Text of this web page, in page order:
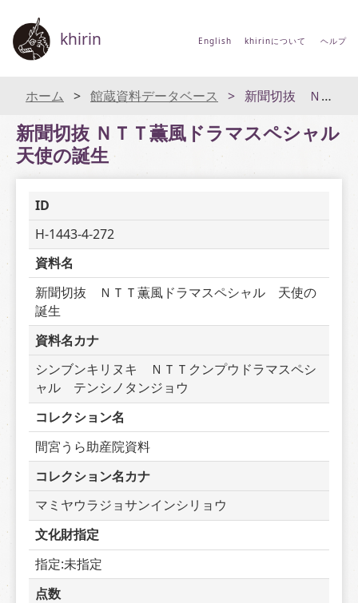
khirin English khirinについて ヘルプ
ホーム 館蔵資料データベース 新聞切抜 ＮＴＴ薫風ドラマスペシャル 天使の誕生
新聞切抜 ＮＴＴ薫風ドラマスペシャル
天使の誕生
ID
H-1443-4-272
資料名
新聞切抜　ＮＴＴ薫風ドラマスペシャル　天使の
誕生
資料名カナ
シンブンキリヌキ　ＮＴＴクンプウドラマスペシ
ャル　テンシノタンジョウ
コレクション名
間宮うら助産院資料
コレクション名カナ
マミヤウラジョサンインシリョウ
文化財指定
指定:未指定
点数